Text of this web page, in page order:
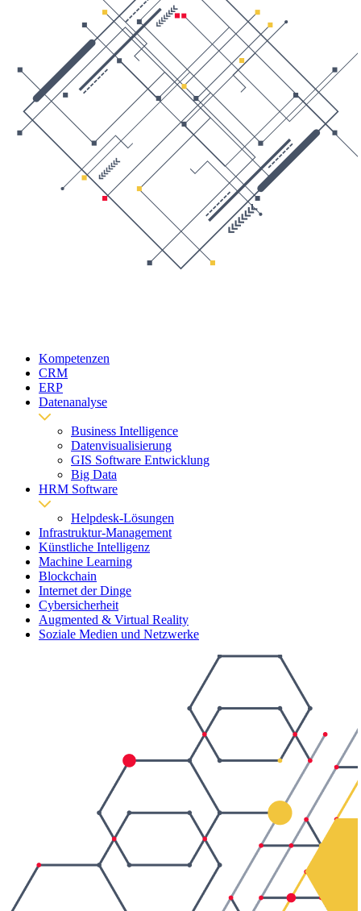
Kompetenzen
CRM
ERP
Datenanalyse
Business Intelligence
Datenvisualisierung
GIS Software Entwicklung
Big Data
HRM Software
Helpdesk-Lösungen
Infrastruktur-Management
Künstliche Intelligenz
Machine Learning
Blockchain
Internet der Dinge
Cybersicherheit
Augmented & Virtual Reality
Soziale Medien und Netzwerke